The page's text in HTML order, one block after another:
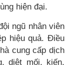
hiện đại.
ngũ nhân viên
hiệu quả. Điều
cung cấp dịch
diệt mối, kiến,